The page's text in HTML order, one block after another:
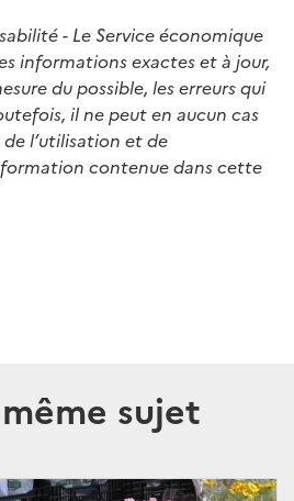
- Le Service économique
informations exactes et à jour,
du possible, les erreurs qui
il ne peut en aucun cas
l’utilisation et de
contenue dans cette
sujet